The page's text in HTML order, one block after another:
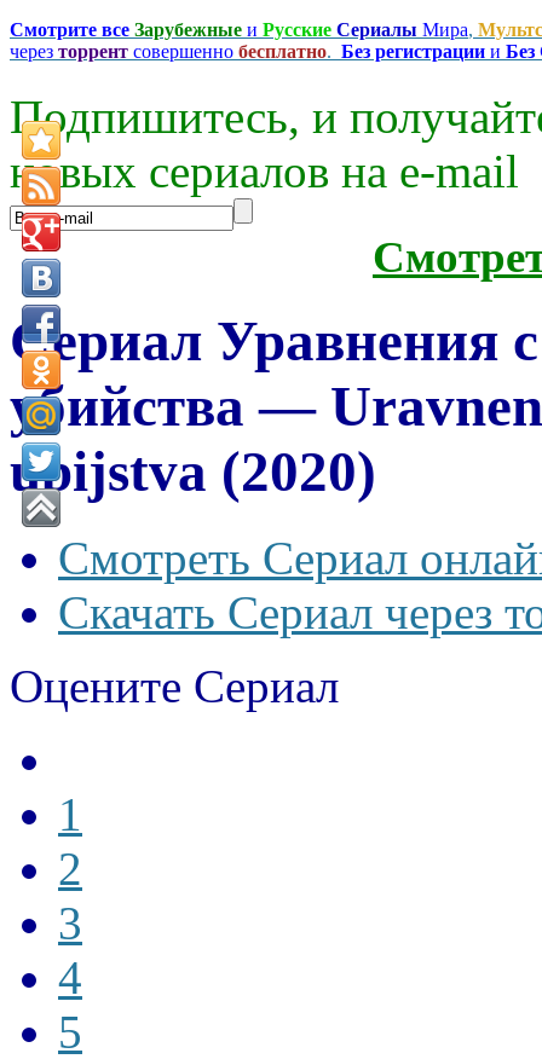
Смотрите все Зарубежные и Русские Сериалы Мира,
через торрент совершенно бесплатно. Без регистрации и
Подпишитесь, и
новых сериалов на e-mаil
Сериал Уравнения
убийства —
ubijstva (2020)
Смотреть Сериал
Скачать Сериал через
Оцените Сериал
1
2
3
4
5